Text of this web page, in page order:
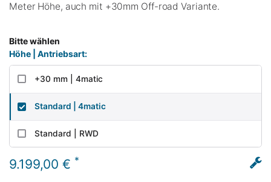
Meter Höhe, auch mit +30mm Off-road Variante.
Bitte wählen
Höhe | Antriebsart:
+30 mm | 4matic
Standard | 4matic
Standard | RWD
9.199,00 € *